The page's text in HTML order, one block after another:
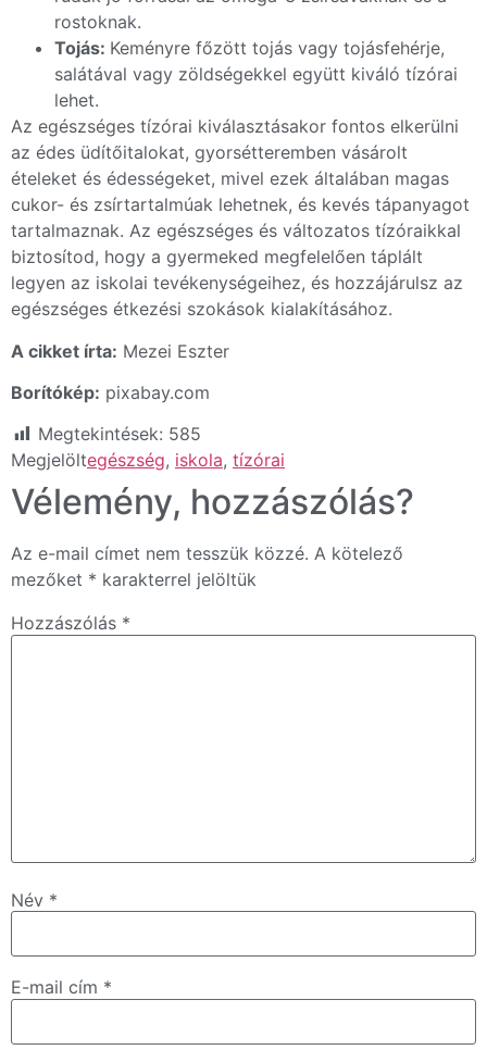
rostoknak.
Tojás: Keményre főzött tojás vagy tojásfehérje,
salátával vagy zöldségekkel együtt kiváló tízórai
lehet.
Az egészséges tízórai kiválasztásakor fontos elkerülni
az édes üdítőitalokat, gyorsétteremben vásárolt
ételeket és édességeket, mivel ezek általában magas
cukor- és zsírtartalmúak lehetnek, és kevés tápanyagot
tartalmaznak. Az egészséges és változatos tízóraikkal
biztosítod, hogy a gyermeked megfelelően táplált
legyen az iskolai tevékenységeihez, és hozzájárulsz az
egészséges étkezési szokások kialakításához.
A cikket írta: Mezei Eszter
Borítókép: pixabay.com
Megtekintések: 585
Megjelöltegészség, iskola, tízórai
Vélemény, hozzászólás?
Az e-mail címet nem tesszük közzé. A kötelező
mezőket * karakterrel jelöltük
Hozzászólás *
Név *
E-mail cím *